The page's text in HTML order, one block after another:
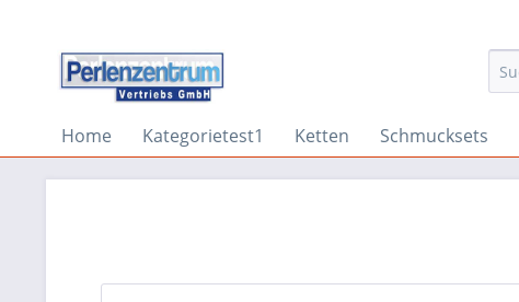
Home Kategorietest1 Ketten Schmucksets